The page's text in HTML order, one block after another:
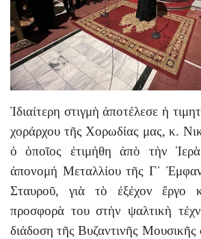
Ἰδιαίτερη στιγμὴ ἀποτέλεσε ἡ
χοράρχου τῆς Χορωδίας μας, κ.
ὁ ὁποῖος ἐτιμήθη ἀπὸ τὴν
ἀπονομή Μεταλλίου τῆς Γ΄
Σταυροῦ, γιὰ τὸ ἐξέχον ἔργο
προσφορὰ του στὴν ψαλτικὴ
διάδοση τῆς Βυζαντινῆς